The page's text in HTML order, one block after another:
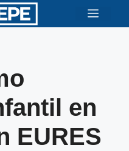
Menú
en
EURES